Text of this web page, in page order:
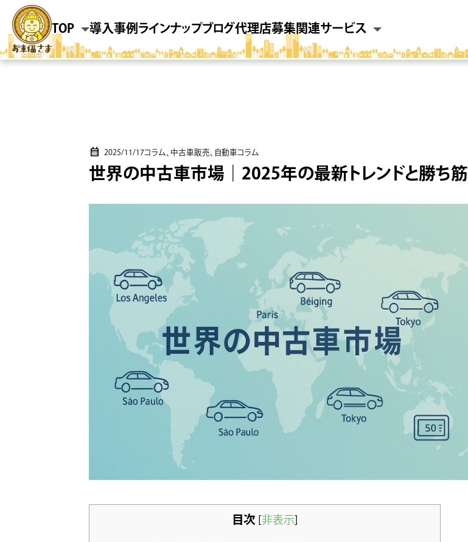
TOP 導入事例ラインナップブログ代理店募集関連サービス
2025/11/17コラム、中古車販売、自動車コラム
世界の中古車市場｜2025年の最新トレンドと勝ち筋
目次 [非表示]